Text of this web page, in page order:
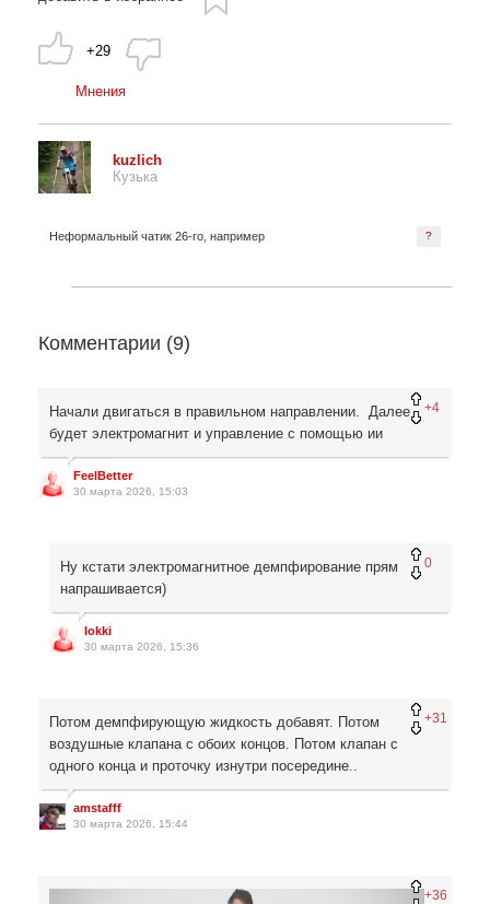
+29
Мнения
kuzlich
Кузька
?
Неформальный чатик 26-го, например
Комментарии (9)
+4
Начали двигаться в правильном направлении. Далее
будет электромагнит и управление с помощью ии
FeelBetter
30 марта 2026, 15:03
0
Ну кстати электромагнитное демпфирование прям
напрашивается)
lokki
30 марта 2026, 15:36
+31
Потом демпфирующую жидкость добавят. Потом
воздушные клапана с обоих концов. Потом клапан с
одного конца и проточку изнутри посередине..
amstafff
30 марта 2026, 15:44
+36